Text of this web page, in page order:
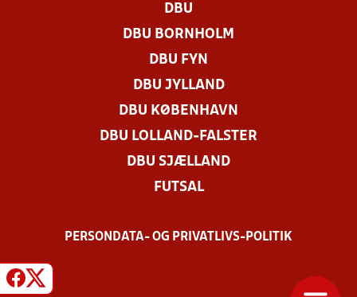
DBU
DBU BORNHOLM
DBU FYN
DBU JYLLAND
DBU KØBENHAVN
DBU LOLLAND-FALSTER
DBU SJÆLLAND
FUTSAL
PERSONDATA- OG PRIVATLIVS-POLITIK